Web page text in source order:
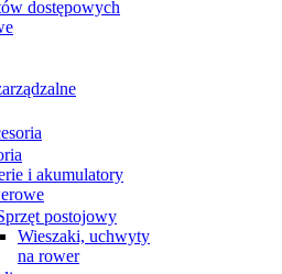
dostępowych
i akumulatory
postojowy
Wieszaki, uchwyty
na rower